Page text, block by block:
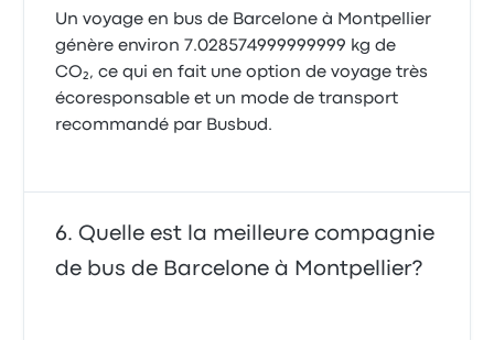
Un voyage en bus de Barcelone à Montpellier
génère environ 7.028574999999999 kg de
CO₂, ce qui en fait une option de voyage très
écoresponsable et un mode de transport
recommandé par Busbud.
Quelle est la meilleure compagnie
de bus de Barcelone à Montpellier?